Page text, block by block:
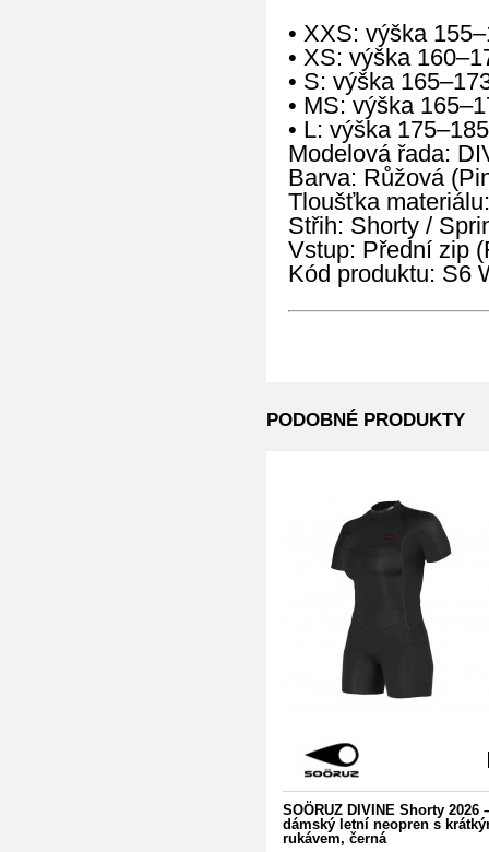
• XXS: výška
• XS: výška
• S: výška
• MS: výška
• L: výška
Modelová řada:
Barva: Růžová
Tloušťka
Střih: Shorty /
Vstup: Přední zip
Kód produktu: S6
PODOBNÉ PRODUKTY
SOÖRUZ DIVINE Shorty 2026
dámský letní neopren s
rukávem, černá